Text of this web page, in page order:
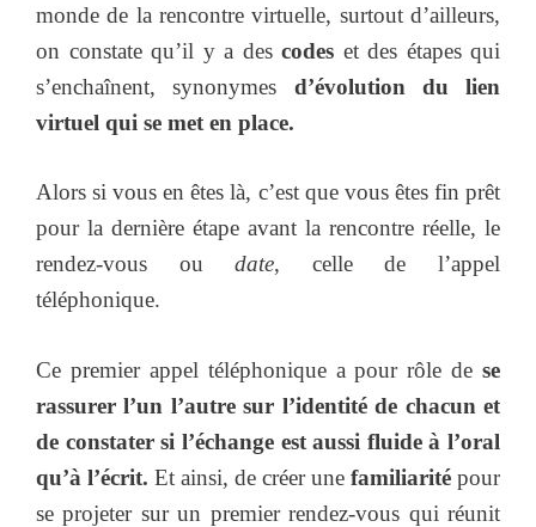
monde de la rencontre virtuelle, surtout d’ailleurs,
on constate qu’il y a des codes et des étapes qui
s’enchaînent, synonymes d’évolution du lien
virtuel qui se met en place.
Alors si vous en êtes là, c’est que vous êtes fin prêt
pour la dernière étape avant la rencontre réelle, le
rendez-vous oudate, celle de l’appel
téléphonique.
Ce premier appel téléphonique a pour rôle de se
rassurer l’un l’autre sur l’identité de chacun et
de constater si l’échange est aussi fluide à l’oral
qu’à l’écrit. Et ainsi, de créer une familiarité pour
se projeter sur un premier rendez-vous qui réunit